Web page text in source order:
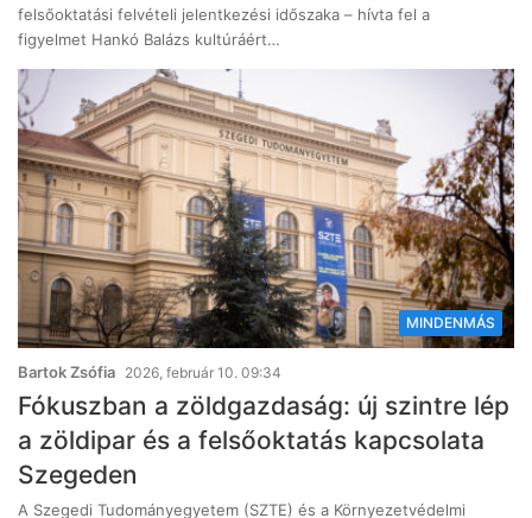
felsőoktatási felvételi jelentkezési időszaka – hívta fel a
figyelmet Hankó Balázs kultúráért…
MINDENMÁS
Bartok Zsófia 2026, február 10. 09:34
Fókuszban a zöldgazdaság: új szintre lép
a zöldipar és a felsőoktatás kapcsolata
Szegeden
A Szegedi Tudományegyetem (SZTE) és a Környezetvédelmi